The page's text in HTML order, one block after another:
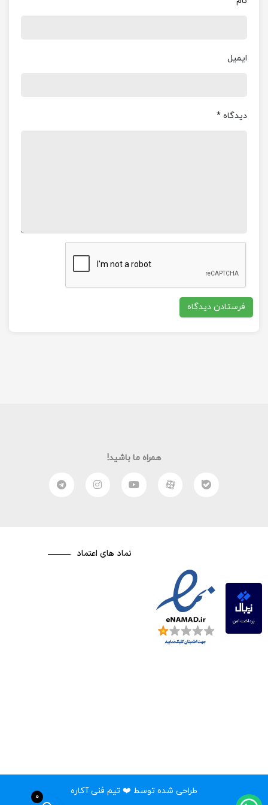
نمره تمامی بازیکنان
فیلم کامل بازی | یوونتوس vs منچستریونایتد
ایمیل
دیدگاه *
همراه ما باشید!
نماد های اعتماد
طراحی شده توسط ❤️ تیم فنی آکاره ۰